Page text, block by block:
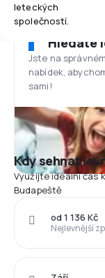
leteckých
společností.
Hledáte
Jste na
nabídek,
sami!
Kdy sehnat
Využijte ideální čas
Budapeště
Nejlevnější
od 1 136 Kč